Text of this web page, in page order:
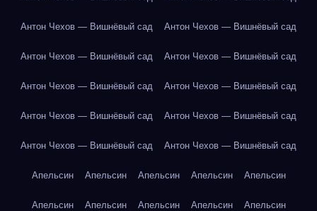
Антон Чехов — Вишнёвый сад Антон Чехов — Вишнёвый сад
Антон Чехов — Вишнёвый сад Антон Чехов — Вишнёвый сад
Антон Чехов — Вишнёвый сад Антон Чехов — Вишнёвый сад
Антон Чехов — Вишнёвый сад Антон Чехов — Вишнёвый сад
Антон Чехов — Вишнёвый сад Антон Чехов — Вишнёвый сад
Апельсин Апельсин Апельсин Апельсин Апельсин
Апельсин Апельсин Апельсин Апельсин Апельсин